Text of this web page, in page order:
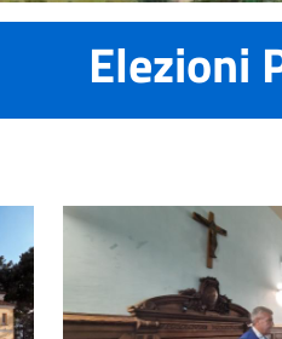
Elezioni